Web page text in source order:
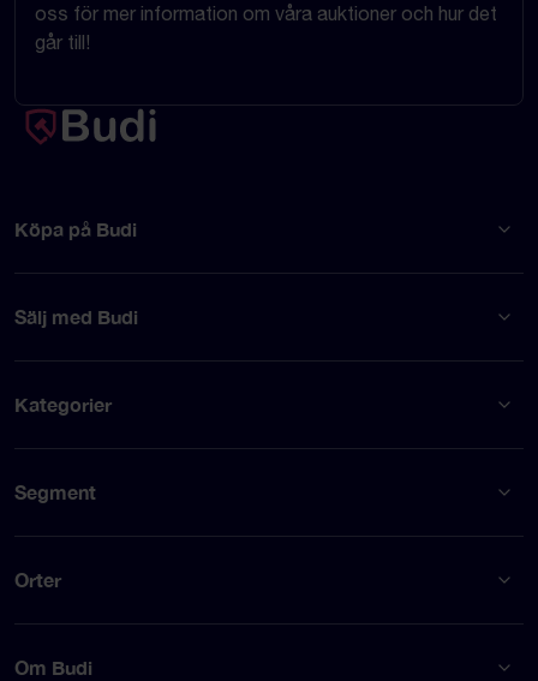
oss för mer information om våra auktioner och hur det
går till!
Köpa på Budi
Sälj med Budi
Kategorier
Segment
Orter
Om Budi